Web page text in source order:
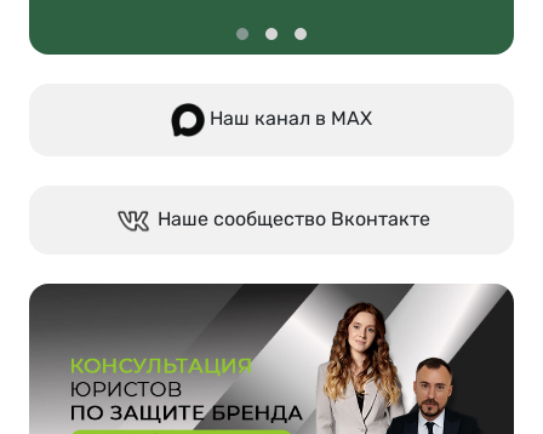
Наш канал в МАХ
Наше сообщество Вконтакте